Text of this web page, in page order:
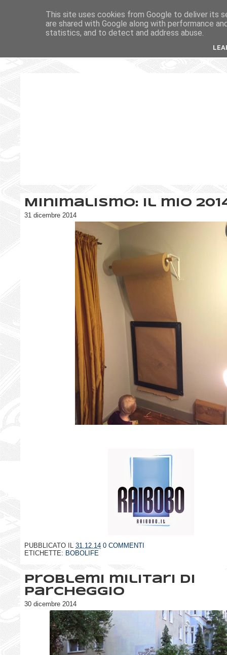
Minimalismo: il mio
31 dicembre 2014
PUBBLICATO IL 31.12.14 0 COMMENTI
ETICHETTE: BOBOLIFE
Problemi militari di
parcheggio
30 dicembre 2014
This site uses cookies from Google to deliver its
are shared with Google along with performance
statistics, and to detect and address abuse.